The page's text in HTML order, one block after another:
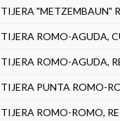
TIJERA "METZEMBAUN"
TIJERA ROMO-AGUDA,
TIJERA ROMO-AGUDA,
TIJERA PUNTA ROMO-
TIJERA ROMO-ROMO,